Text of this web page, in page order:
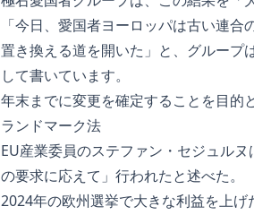
「今日、愛国者ヨーロッパは古い連
置き換える道を開いた」と、グループ
して書いています。
年末までに変更を確定することを目的
ランドマーク法
EU産業委員のステファン・セジュル
の要求に応えて」行われたと述べた。
2024年の欧州選挙で大きな利益を上